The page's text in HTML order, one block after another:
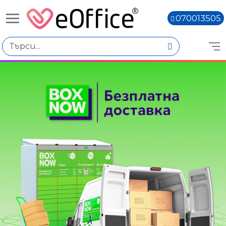
070013505
Избери по
Подкатегории
Лазерни МФУ
Мастиленоструйни МФУ
Мастиленоструйни принтери
Етикетни принтери и системи
Цена
€0.00 - €200.00
€200.01 - €400.00
€400.02 - €600.01
€600.03 - €800.02
€800.04 - €1,000.03